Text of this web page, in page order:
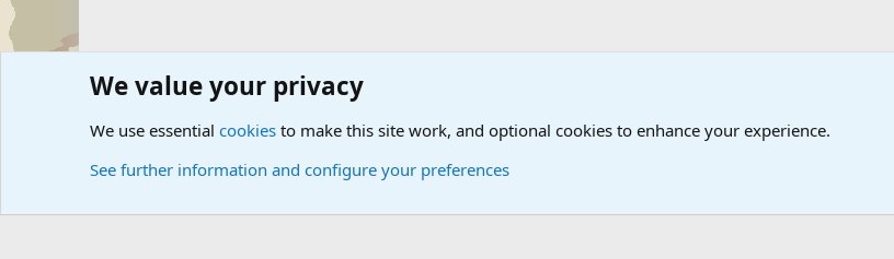
Forums The Off-Topic Zone General Chit Chat
We value your privacy
We use essential cookies to make this site work, and optional cookies to enhance your experience.
See further information and configure your preferences